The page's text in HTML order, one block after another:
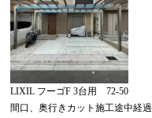
LIXIL フーゴF 3台用 72-50
間口、奥行きカット施工途中経過